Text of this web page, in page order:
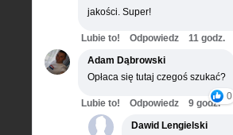
jakości. Super!
Lubie to! Odpowiedz
11 godz.
Adam Dąbrowski
Opłaca się tutaj czegoś szukać?
0
Lubie to! Odpowiedz
9 godz.
Dawid Lengielski